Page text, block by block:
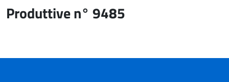
Produttive n° 9485